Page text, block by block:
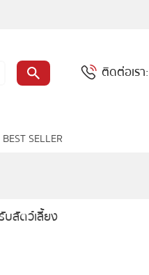
BEST SELLER
ติดต่อเรา:
บสัตว์เลี้ยง